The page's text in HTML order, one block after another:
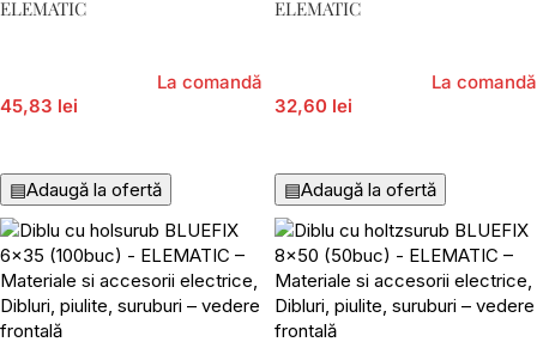
ELEMATIC
45,83 lei
La comandă
▤Adaugă la ofertă
ELEMATIC
32,60 lei
La comandă
▤Adaugă la ofertă